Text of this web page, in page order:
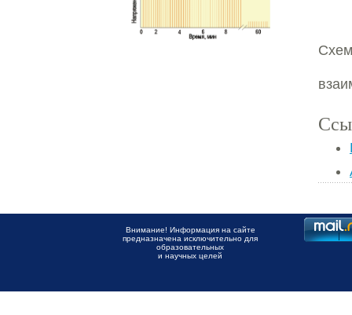
Внимание! Информация на сайте
предназначена исключительно для
образовательных
и научных целей